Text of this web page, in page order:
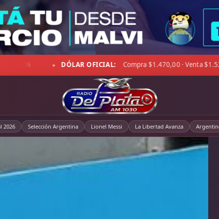
11 km/h · Hum. 87% ◆ DÓLAR BLUE: Compra $1.492,00
2026 Selección Argentina Lionel Messi La Libertad Avanza